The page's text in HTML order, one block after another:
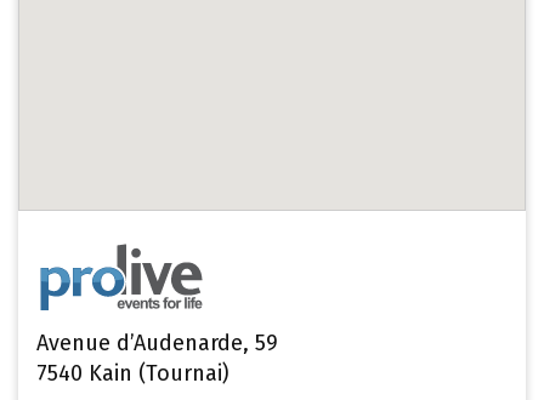
Avenue d’Audenarde, 59
7540 Kain (Tournai)